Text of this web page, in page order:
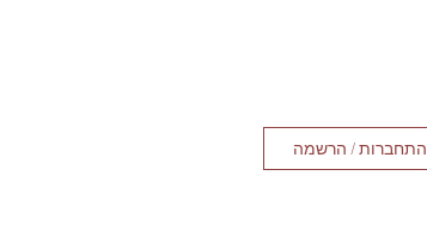
התחברות / הרשמה